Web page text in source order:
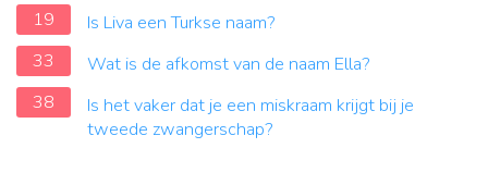
19
Is Liva een Turkse naam?
33
Wat is de afkomst van de naam Ella?
38
Is het vaker dat je een miskraam krijgt bij je
tweede zwangerschap?